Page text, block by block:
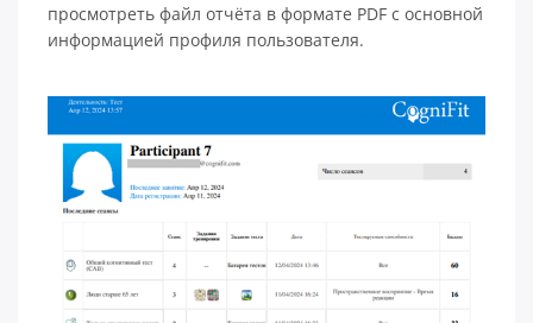
просмотреть файл отчёта в формате PDF с основной
информацией профиля пользователя.